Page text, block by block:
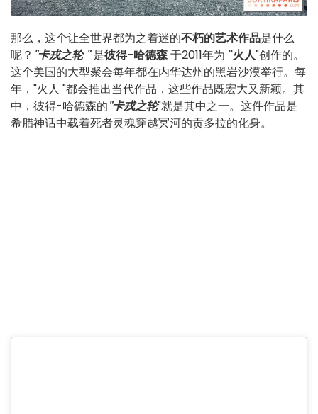
那么，这个让全世界都为之着迷的不朽的艺术作品是什么
呢？ "卡戎之轮 " 是彼得-哈德森于2011年为 "火人"创作的。
这个美国的大型聚会每年都在内华达州的黑岩沙漠举行。每
年，"火人 "都会推出当代作品，这些作品既宏大又新颖。其
中，彼得-哈德森的"卡戎之轮"就是其中之一。这件作品是
希腊神话中载着死者灵魂穿越冥河的贡多拉的化身。